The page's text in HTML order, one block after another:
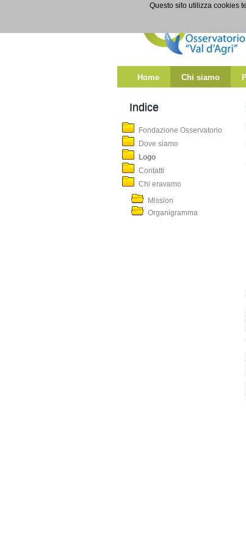
Home Chi siamo
Indice
Fondazione Osservatorio
Dove siamo
Logo
Contatti
Chi eravamo
Mission
Organigramma
Questo sito utilizza cookies